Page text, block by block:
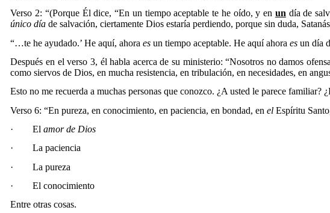
Verso 2: “(Porque Él dice, “En un tiempo aceptable te he oído, y en un día de
único día de salvación, ciertamente Dios estaría perdiendo, porque sin duda,
“…te he ayudado.’He aquí, ahoraes un tiempo aceptable.He aquí ahoraes un día
Después en el verso 3, él habla acerca de su ministerio: “Nosotros no damos
como siervos de Dios, en mucha resistencia, en tribulación, en necesidades, en
Esto no me recuerda a muchas personas que conozco. ¿A usted le parece
Verso 6: “En pureza, en conocimiento, en paciencia, en bondad, enel Espíritu
·
Elamor de Dios
·
La paciencia
·
La pureza
·
El conocimiento
Entre otras cosas.